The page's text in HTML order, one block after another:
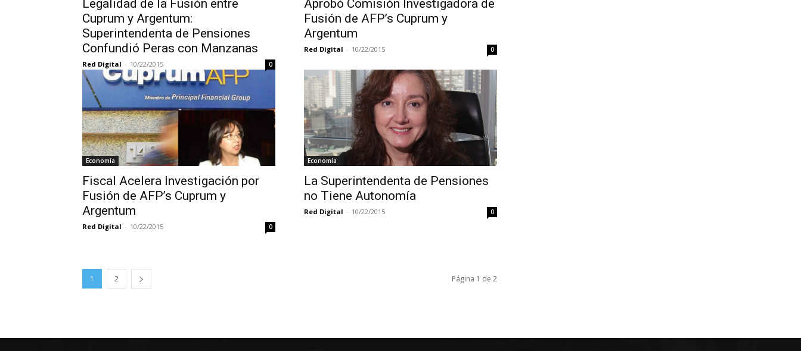
Legalidad de la Fusión entre
Cuprum y Argentum:
Superintendenta de Pensiones
Confundió Peras con Manzanas
Red Digital - 10/22/2015 0
Aprobó Comisión Investigadora de
Fusión de AFP’s Cuprum y
Argentum
Red Digital - 10/22/2015 0
Economía
Fiscal Acelera Investigación por
Fusión de AFP’s Cuprum y
Argentum
Red Digital - 10/22/2015 0
Economía
La Superintendenta de Pensiones
no Tiene Autonomía
Red Digital - 10/22/2015 0
1 2 Página 1 de 2